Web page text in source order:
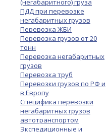
(негабаритного) груза
ПДД при перевозке
негабаритных грузов
Перевозка ЖБИ
Перевозка грузов от 20
тонн
Перевозка негабаритных
грузов
Перевозка труб
Перевозки грузов по РФ и
в Европу
Специфика перевозки
негабаритных грузов
автотранспортом
Экспедиционные и